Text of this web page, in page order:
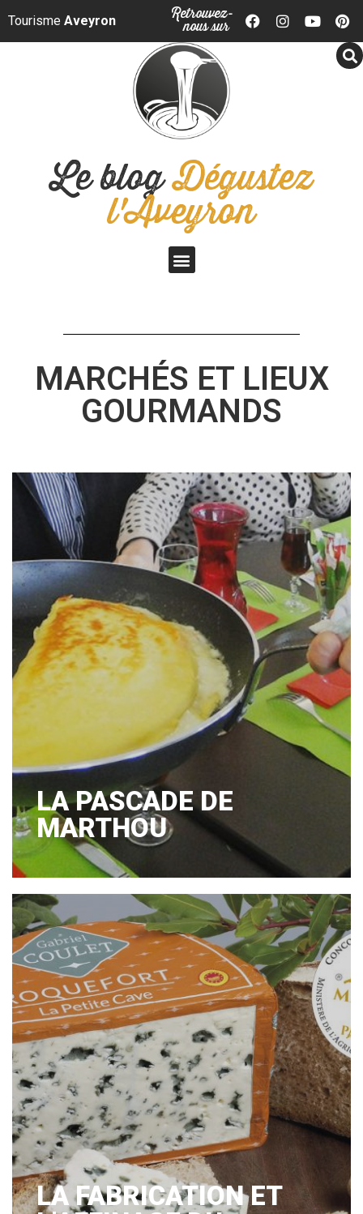
Panneau de gestion des cookies
Tourisme Aveyron Retrouvez-
nous sur
Le blogDégustez
l'Aveyron
MARCHÉS ET LIEUX
GOURMANDS
LA PASCADE DE
MARTHOU
LA FABRICATION ET